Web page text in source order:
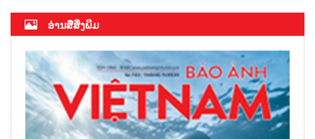
ອ່ານສື່ສິ່ງພິມ